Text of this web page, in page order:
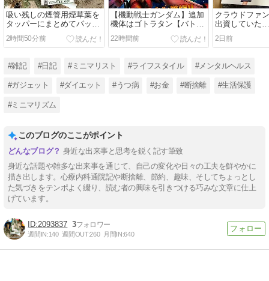
吸い残しの煙管用煙草葉を
タッパーにまとめてパッケ
ージを断捨離【2026年8
月】
2時間50分前
【機動戦士ガンダム】追加
機体はゴトラタン【バトル
オペレーション2】
22時間前
クラウドファ
出資していた
ック・ショー
2日前
#雑記 #日記 #ミニマリスト #ライフスタイル #メンタルヘルス
#ガジェット #ダイエット #うつ病 #お金 #断捨離 #生活保護
#ミニマリズム
このブログのここがポイント
身近な出来事と思考を鋭く記す筆致
身近な話題や雑多な出来事を通じて、自己の変化や日々の工夫を鮮やかに
描き出します。心療内科通院記や断捨離、節約、趣味、そしてちょっとし
た気づきをテンポよく綴り、読む者の興味を引きつける巧みな文章に仕上
げています。
2093837 3
週間IN:140 週間OUT:260 月間IN:640